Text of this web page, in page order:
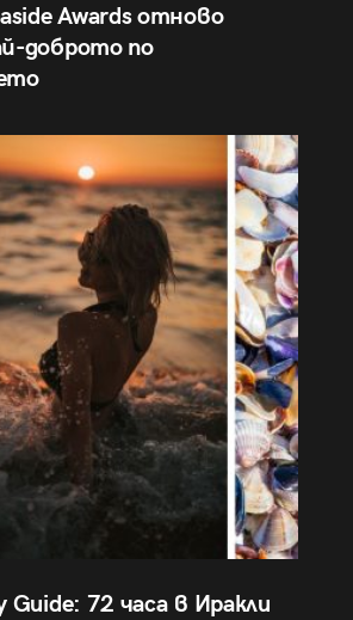
Awards отново
доброто по
Guide: 72 часа в Иракли